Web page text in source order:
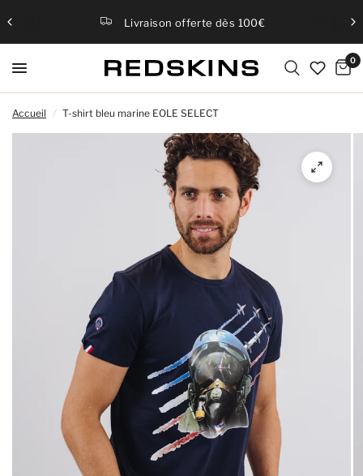
Livraison offerte dès 100€
0
Accueil / T-shirt bleu marine EOLE SELECT